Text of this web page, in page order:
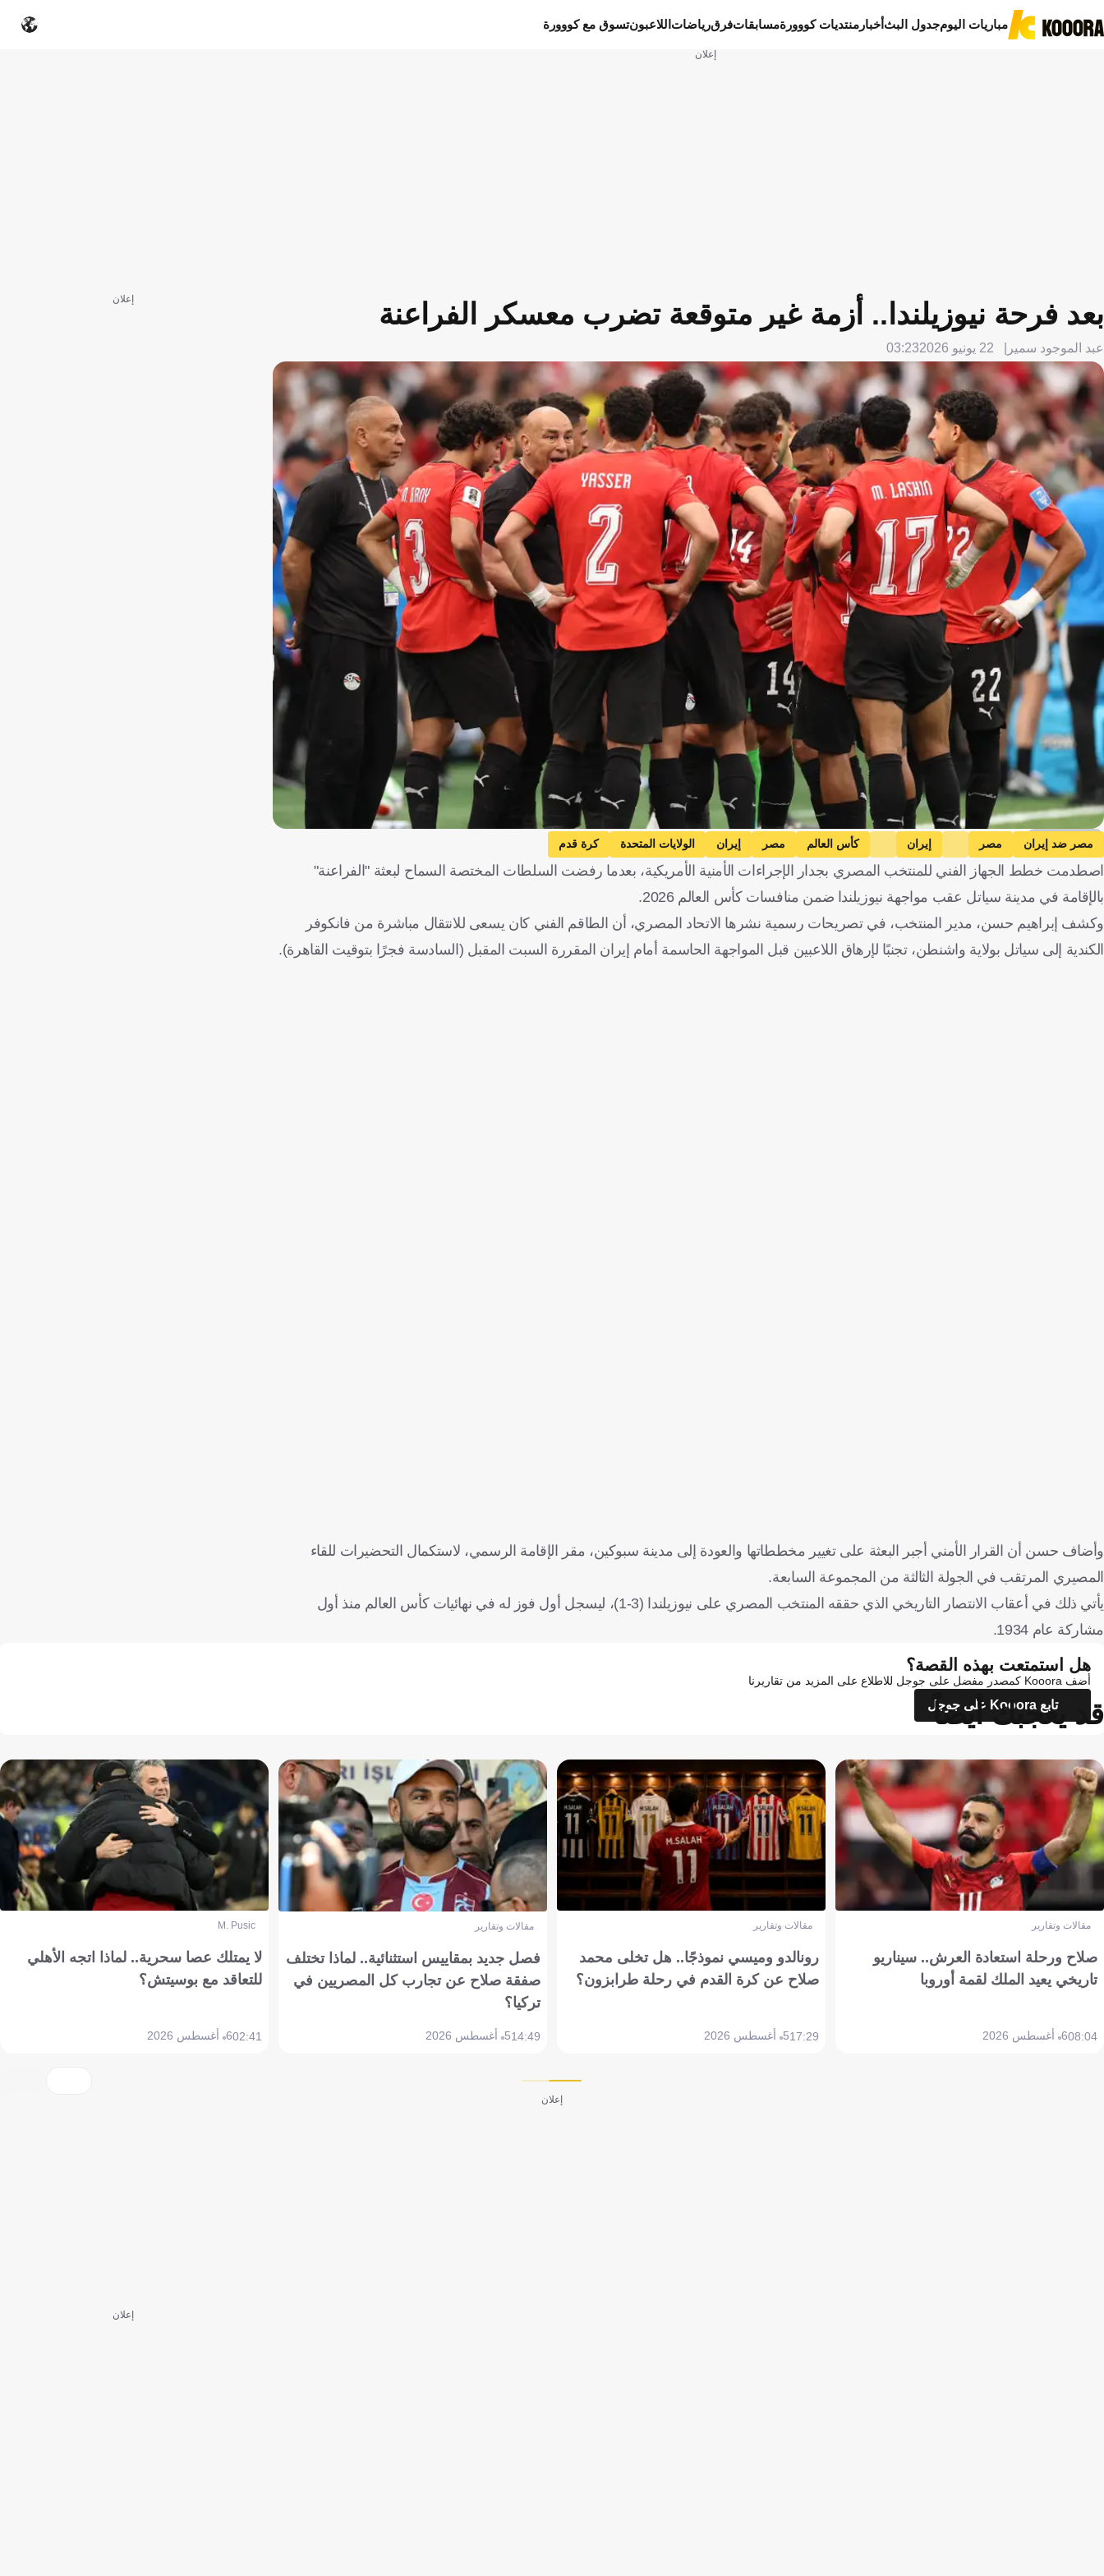
مباريات اليومجدول البثأخبار منتديات كووورةمسابقاتفرقرياضات اللاعبونتسوق مع كووورة
إعلان
بعد فرحة نيوزيلندا.. أزمة غير متوقعة تضرب معسكر الفراعنة
عبد الموجود سمير 22 يونيو 2026 03:23
Getty Images
مصر ضد إيران مصر إيران كأس العالم مصر إيران الولايات المتحدة كرة قدم
اصطدمت خطط الجهاز الفني للمنتخب المصري بجدار الإجراءات الأمنية الأمريكية، بعدما رفضت السلطات المختصة السماح لبعثة "الفراعنة"
بالإقامة في مدينة سياتل عقب مواجهة نيوزيلندا ضمن منافسات كأس العالم 2026.
وكشف إبراهيم حسن، مدير المنتخب، في تصريحات رسمية نشرها الاتحاد المصري، أن الطاقم الفني كان يسعى للانتقال مباشرة من فانكوفر
الكندية إلى سياتل بولاية واشنطن، تجنبًا لإرهاق اللاعبين قبل المواجهة الحاسمة أمام إيران المقررة السبت المقبل (السادسة فجرًا بتوقيت القاهرة).
وأضاف حسن أن القرار الأمني أجبر البعثة على تغيير مخططاتها والعودة إلى مدينة سبوكين، مقر الإقامة الرسمي، لاستكمال التحضيرات للقاء
المصيري المرتقب في الجولة الثالثة من المجموعة السابعة.
يأتي ذلك في أعقاب الانتصار التاريخي الذي حققه المنتخب المصري على نيوزيلندا (3-1)، ليسجل أول فوز له في نهائيات كأس العالم منذ أول
مشاركة عام 1934.
إعلان
هل استمتعت بهذه القصة؟
أضف Kooora كمصدر مفضل على جوجل للاطلاع على المزيد من تقاريرنا
تابع Kooora على جوجل
قد يعجبك أيضاً
مقالات وتقارير
صلاح ورحلة استعادة العرش.. سيناريو
تاريخي يعيد الملك لقمة أوروبا
08:046 أغسطس 2026
مقالات وتقارير
رونالدو وميسي نموذجًا.. هل تخلى محمد
صلاح عن كرة القدم في رحلة طرابزون؟
17:295 أغسطس 2026
مقالات وتقارير
فصل جديد بمقاييس استثنائية.. لماذا تختلف
صفقة صلاح عن تجارب كل المصريين في
تركيا؟
14:495 أغسطس 2026
M. Pusic
لا يمتلك عصا سحرية.. لماذا اتجه الأهلي
للتعاقد مع بوسيتش؟
02:416 أغسطس 2026
إعلان
إعلان